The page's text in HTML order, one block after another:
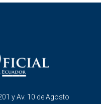
y Av. 10 de Agosto